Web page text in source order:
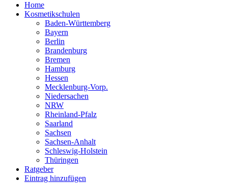
Home
Kosmetikschulen
Baden-Württemberg
Bayern
Berlin
Brandenburg
Bremen
Hamburg
Hessen
Mecklenburg-Vorp.
Niedersachen
NRW
Rheinland-Pfalz
Saarland
Sachsen
Sachsen-Anhalt
Schleswig-Holstein
Thüringen
Ratgeber
Eintrag hinzufügen